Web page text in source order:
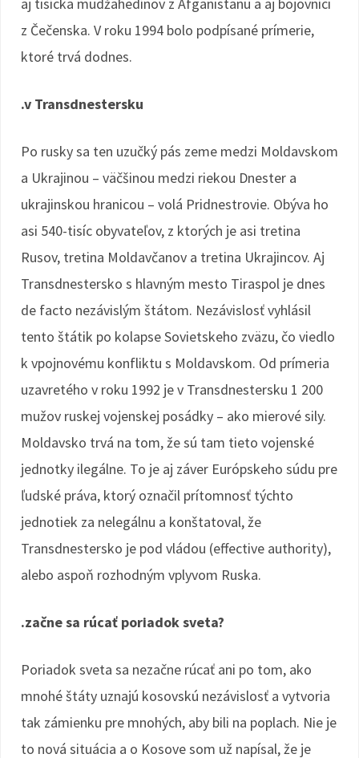
z Čečenska. V roku 1994 bolo podpísané prímerie,
ktoré trvá dodnes.
.v Transdnestersku
Po rusky sa ten uzučký pás zeme medzi Moldavskom
a Ukrajinou – väčšinou medzi riekou Dnester a
ukrajinskou hranicou – volá Pridnestrovie. Obýva ho
asi 540-tisíc obyvateľov, z ktorých je asi tretina
Rusov, tretina Moldavčanov a tretina Ukrajincov. Aj
Transdnestersko s hlavným mesto Tiraspol je dnes
de facto nezávislým štátom. Nezávislosť vyhlásil
tento štátik po kolapse Sovietskeho zväzu, čo viedlo
k vpojnovému konfliktu s Moldavskom. Od prímeria
uzavretého v roku 1992 je v Transdnestersku 1 200
mužov ruskej vojenskej posádky – ako mierové sily.
Moldavsko trvá na tom, že sú tam tieto vojenské
jednotky ilegálne. To je aj záver Európskeho súdu pre
ľudské práva, ktorý označil prítomnosť týchto
jednotiek za nelegálnu a konštatoval, že
Transdnestersko je pod vládou (effective authority),
alebo aspoň rozhodným vplyvom Ruska.
.začne sa rúcať poriadok sveta?
Poriadok sveta sa nezačne rúcať ani po tom, ako
mnohé štáty uznajú kosovskú nezávislosť a vytvoria
tak zámienku pre mnohých, aby bili na poplach. Nie je
to nová situácia a o Kosove som už napísal, že je